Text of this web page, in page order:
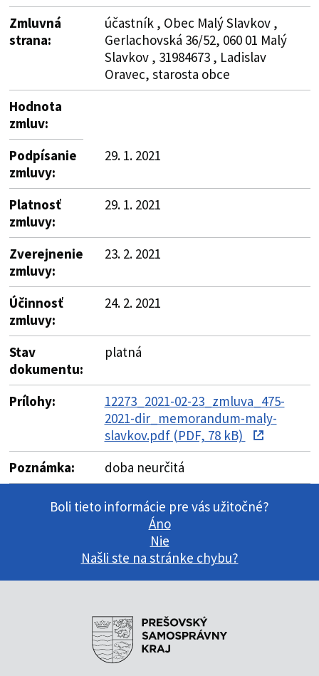
Zmluvná
strana:
účastník , Obec Malý Slavkov ,
Gerlachovská 36/52, 060 01 Malý
Slavkov , 31984673 , Ladislav
Oravec, starosta obce
Hodnota
zmluv:
Podpísanie
zmluvy:
29. 1. 2021
Platnosť
zmluvy:
29. 1. 2021
Zverejnenie
zmluvy:
23. 2. 2021
Účinnosť
zmluvy:
24. 2. 2021
Stav
dokumentu:
platná
Prílohy:
12273_2021-02-23_zmluva_475-
2021-dir_memorandum-maly-
slavkov.pdf (PDF, 78 kB)
Poznámka:
doba neurčitá
Boli tieto informácie pre vás užitočné?
Áno
Nie
Našli ste na stránke chybu?